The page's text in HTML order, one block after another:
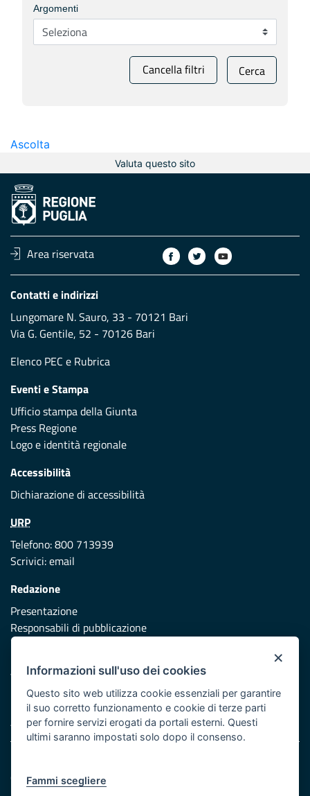
Argomenti
Cancella filtri Cerca
Ascolta
Valuta questo sito
Area riservata
Contatti e indirizzi
Lungomare N. Sauro, 33 - 70121 Bari
Via G. Gentile, 52 - 70126 Bari
Elenco PEC e Rubrica
Eventi e Stampa
Ufficio stampa della Giunta
Press Regione
Logo e identità regionale
Accessibilità
Dichiarazione di accessibilità
URP
Telefono: 800 713939
Scrivici:email
Redazione
Presentazione
Responsabili di pubblicazione
Vai al sito di Protezione Civile Puglia
Iniziativa finanziata con risorse del POR Puglia 2014/2020 -
Asse XI
Cookie e privacy
×
Informazioni sull'uso dei cookies
Questo sito web utilizza cookie essenziali per garantire
il suo corretto funzionamento e cookie di terze parti
per fornire servizi erogati da portali esterni. Questi
ultimi saranno impostati solo dopo il consenso.
Fammi scegliere